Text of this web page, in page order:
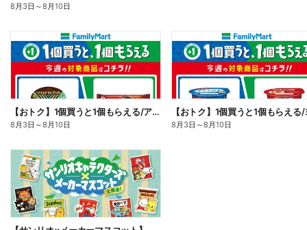
8月3日 ～8月10日
【おトク】1個買うと1個もらえる/アイス
8月3日 ～8月10日 8月3日 ～8月10日